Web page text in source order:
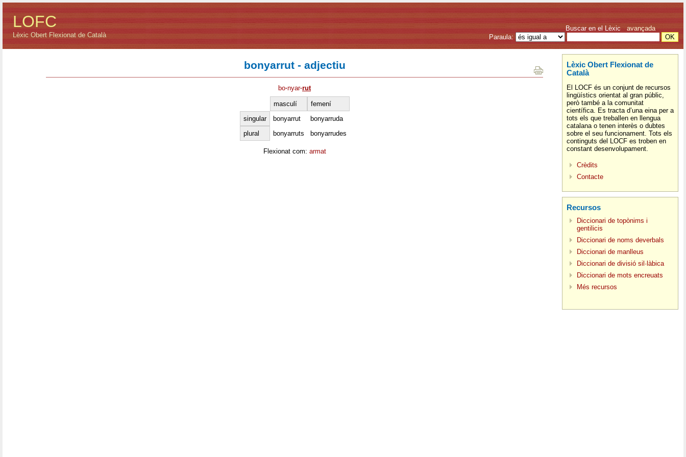
LOFC
Lèxic Obert Flexionat de Català
Buscar en el Lèxic avançada
Paraula:
bonyarrut - adjectiu
bo·nyar·rut
masculí
femení
singular
bonyarrut
bonyarruda
plural
bonyarruts bonyarrudes
Flexionat com: armat
Lèxic Obert Flexionat de
Català
El LOCF és un conjunt de recursos
lingüístics orientat al gran públic,
però també a la comunitat
científica. Es tracta d’una eina per a
tots els que treballen en llengua
catalana o tenen interès o dubtes
sobre el seu funcionament. Tots els
continguts del LOCF es troben en
constant desenvolupament.
Crèdits
Contacte
Recursos
Diccionari de topònims i
gentilicis
Diccionari de noms deverbals
Diccionari de manlleus
Diccionari de divisió sil·làbica
Diccionari de mots encreuats
Més recursos